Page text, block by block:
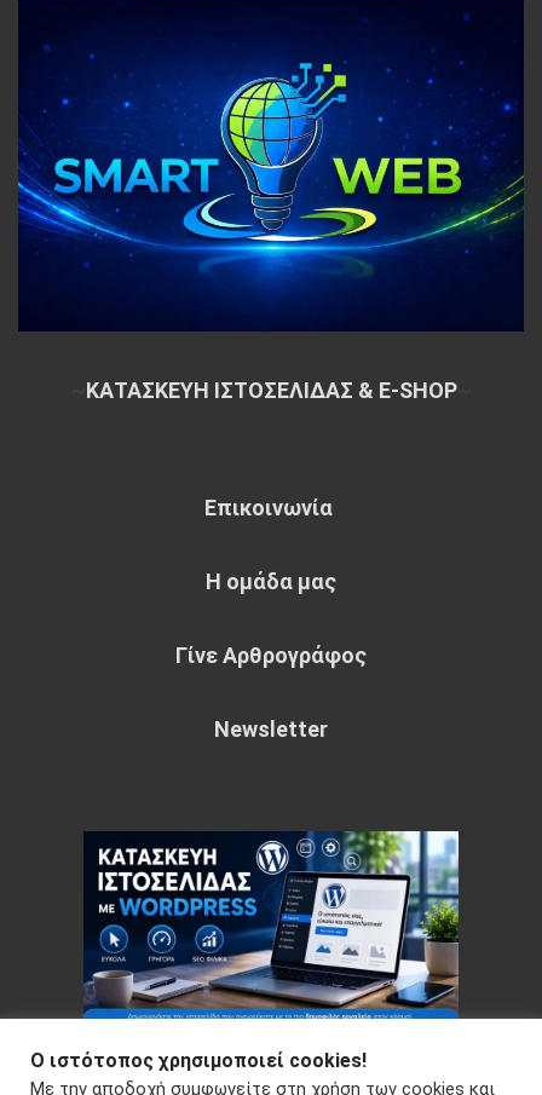
ΚΑΤΑΣΚΕΥΗ ΙΣΤΟΣΕΛΙΔΑΣ & E-SHOP~
Επικοινωνία
Η ομάδα μας
Γίνε Αρθρογράφος
Newsletter
Ο ιστότοπος χρησιμοποιεί cookies!
Με την αποδοχή συμφωνείτε στη χρήση των cookies και